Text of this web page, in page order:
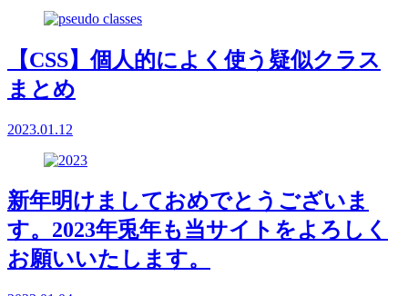
【CSS】個人的によく使う疑似クラス
まとめ
2023.01.12
新年明けましておめでとうございま
す。2023年兎年も当サイトをよろしく
お願いいたします。